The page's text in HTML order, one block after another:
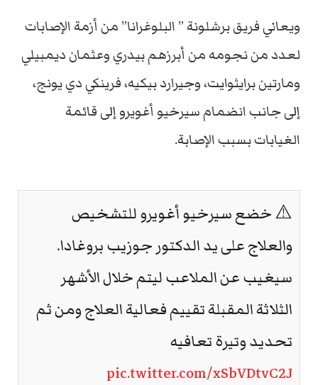
ويعاني فريق برشلونة ” البلوغرانا” من أزمة الإصابات
لعدد من نجومه من أبرزهم بيدري وعثمان ديمبيلي
ومارتين برايثوايت، وجيرارد بيكيه، فرينكي دي يونج،
إلى جانب انضمام سيرخيو أغويرو إلى قائمة
الغيابات بسبب الإصابة.
⚠️ خضع سيرخيو أغويرو للتشخيص
والعلاج على يد الدكتور جوزيب بروغادا.
سيغيب عن الملاعب ليتم خلال الأشهر
الثلاثة المقبلة تقييم فعالية العلاج ومن ثم
تحديد وتيرة تعافيه
pic.twitter.com/xSbVDtvC2J